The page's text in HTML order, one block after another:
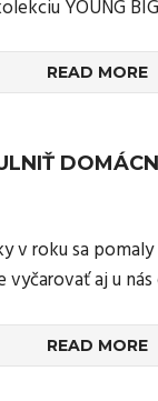
YOUNG
READ MORE
v roku sa
vyčarovať aj u
READ MORE